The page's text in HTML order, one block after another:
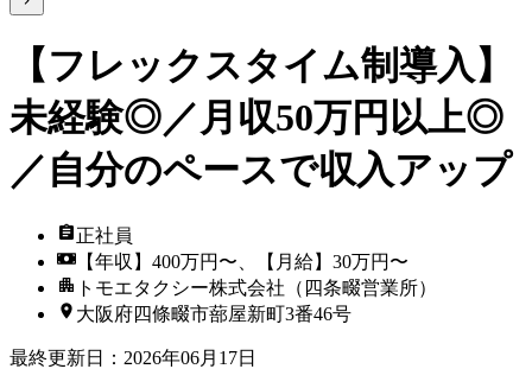
【フレックスタイム制導入】
未経験◎／月収50万円以上◎
／自分のペースで収入アップ
正社員
【年収】400万円〜、【月給】30万円〜
トモエタクシー株式会社（四条畷営業所）
大阪府四條畷市蔀屋新町3番46号
最終更新日 ： 2026年06月17日